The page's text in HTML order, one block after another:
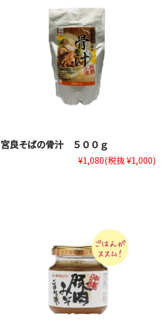
宮良そばの骨汁 ５００ｇ
¥1,080(税抜 ¥1,000)